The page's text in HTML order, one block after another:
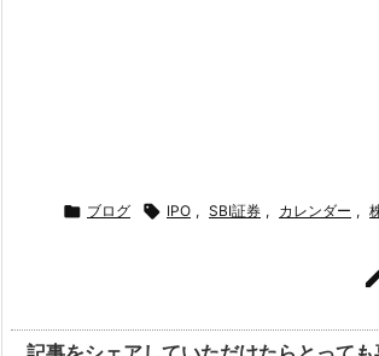
 ブログ  IPO , SBI証券 , カレンダー ,